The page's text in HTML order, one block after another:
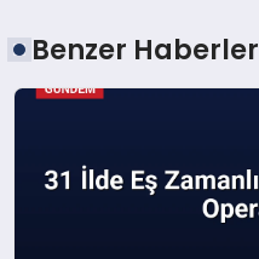
Benzer Haberler